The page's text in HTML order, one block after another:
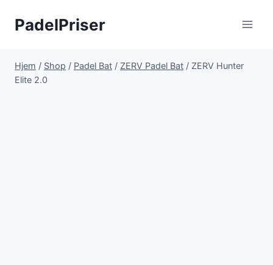
PadelPriser
Hjem / Shop / Padel Bat / ZERV Padel Bat / ZERV Hunter
Elite 2.0